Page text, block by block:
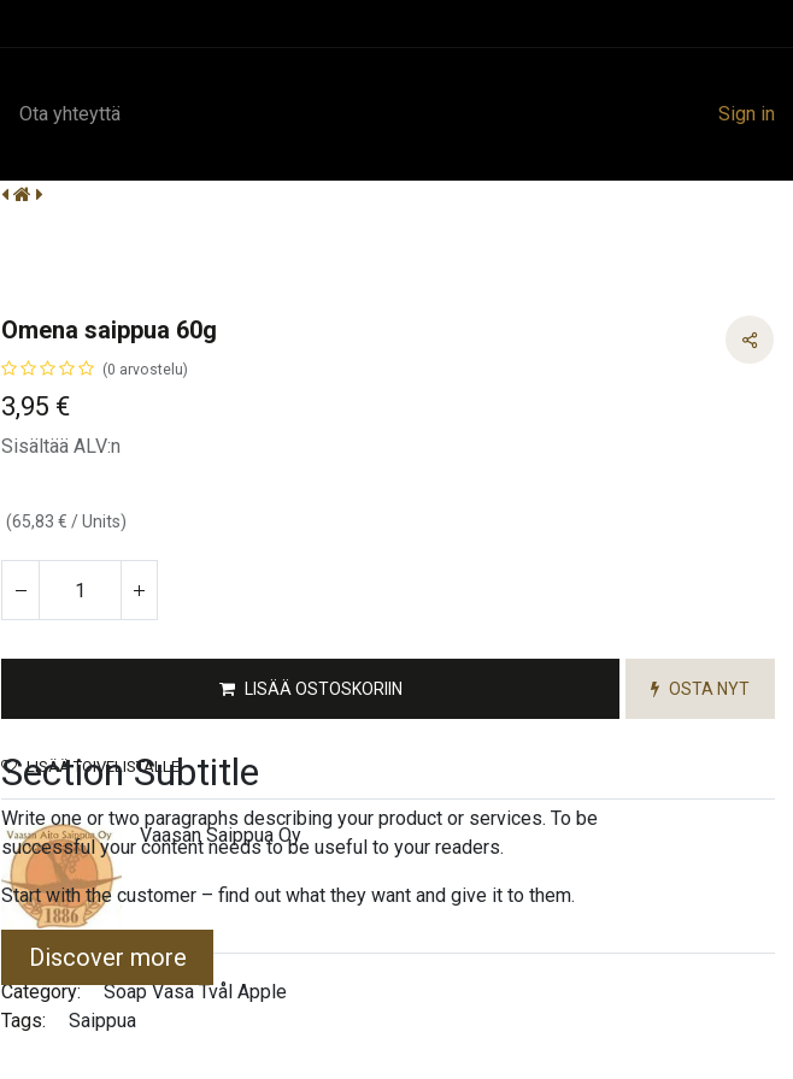
Ota yhteyttä Sign in
Omena saippua 60g
(0 arvostelu)
3,95 €
Sisältää ALV:n
(65,83 € /Units)
LISÄÄ OSTOSKORIIN OSTA NYT
LISÄÄ TOIVELISTALLE
Vaasan Saippua Oy
Category: Soap Vasa Tvål Apple
Tags:
Saippua
Section Subtitle
Write one or two paragraphs describing your product or services. To be
successful your content needs to be useful to your readers.
Start with the customer – find out what they want and give it to them.
Discover more